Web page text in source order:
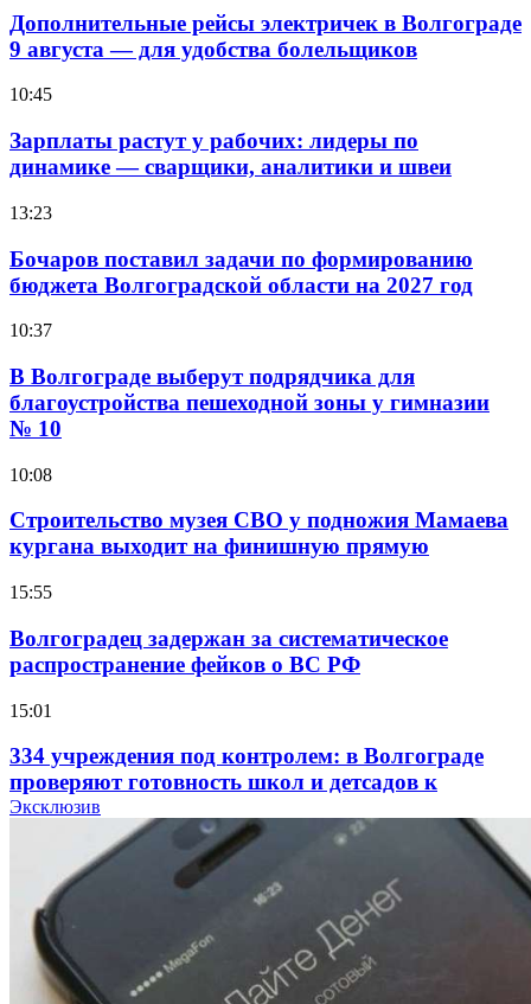
Дополнительные рейсы электричек в Волгограде
9 августа — для удобства болельщиков
10:45
Зарплаты растут у рабочих: лидеры по
динамике — сварщики, аналитики и швеи
13:23
Бочаров поставил задачи по формированию
бюджета Волгоградской области на 2027 год
10:37
В Волгограде выберут подрядчика для
благоустройства пешеходной зоны у гимназии
№ 10
10:08
Строительство музея СВО у подножия Мамаева
кургана выходит на финишную прямую
15:55
Волгоградец задержан за систематическое
распространение фейков о ВС РФ
15:01
334 учреждения под контролем: в Волгограде
проверяют готовность школ и детсадов к
учебному году
Покушение на убийство в Волгограде: девушка
напала на незнакомую женщину с ножом
12:39
Эксклюзив